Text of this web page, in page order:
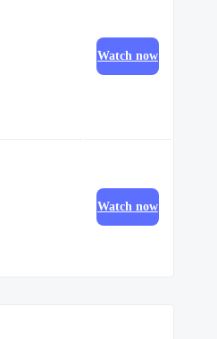
Watch now
Watch now